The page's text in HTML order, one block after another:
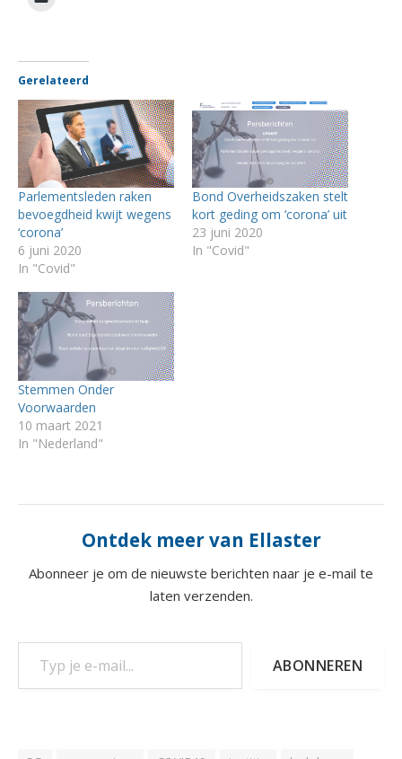
Gerelateerd
Parlementsleden raken
bevoegdheid kwijt wegens
‘corona’
6 juni 2020
In "Covid"
Bond Overheidszaken stelt
kort geding om ‘corona’ uit
23 juni 2020
In "Covid"
Stemmen Onder
Voorwaarden
10 maart 2021
In "Nederland"
Ontdek meer van Ellaster
Abonneer je om de nieuwste berichten naar je e-mail te
laten verzenden.
Typ je e-mail...
ABONNEREN